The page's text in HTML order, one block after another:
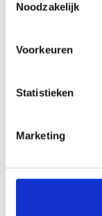
Noodzakelijk
Voorkeuren
Statistieken
Marketing
Bij
leuke
escape
Verder lezen